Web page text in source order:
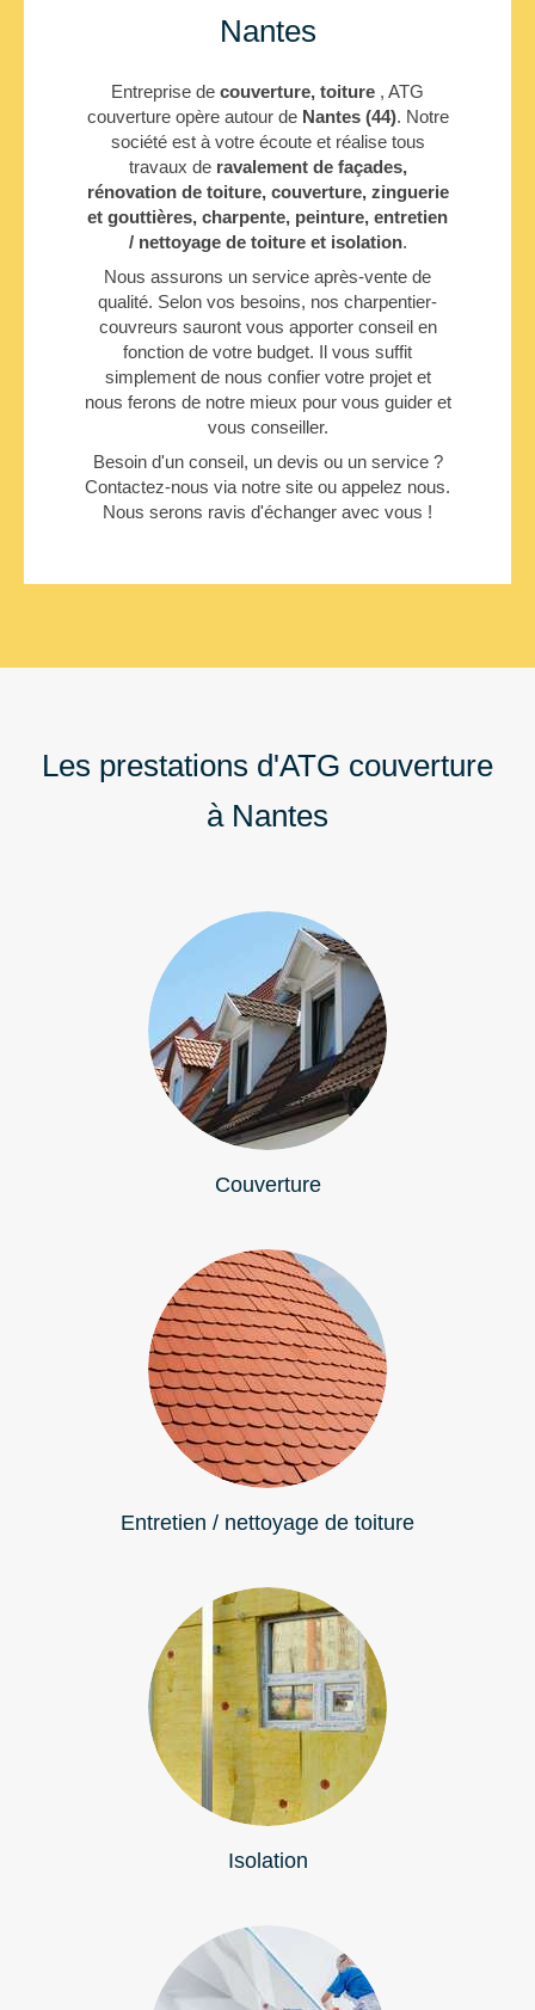
Nantes
Entreprise de couverture, toiture , ATG
couverture opère autour de Nantes (44). Notre
société est à votre écoute et réalise tous
travaux de ravalement de façades,
rénovation de toiture, couverture, zinguerie
et gouttières, charpente, peinture, entretien
/ nettoyage de toiture et isolation.
Nous assurons un service après-vente de
qualité. Selon vos besoins, nos charpentier-
couvreurs sauront vous apporter conseil en
fonction de votre budget. Il vous suffit
simplement de nous confier votre projet et
nous ferons de notre mieux pour vous guider et
vous conseiller.
Besoin d'un conseil, un devis ou un service ?
Contactez-nous via notre site ou appelez nous.
Nous serons ravis d'échanger avec vous !
Les prestations d'ATG couverture
à Nantes
Couverture
Entretien / nettoyage de toiture
Isolation